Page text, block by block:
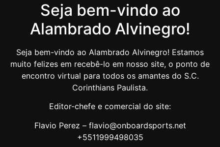
Seja bem-vindo ao
Alambrado Alvinegro!
Seja bem-vindo ao Alambrado Alvinegro! Estamos
muito felizes em recebê-lo em nosso site, o ponto de
encontro virtual para todos os amantes do S.C.
Corinthians Paulista.
Editor-chefe e comercial do site:
Flavio Perez – flavio@onboardsports.net
+5511999498035